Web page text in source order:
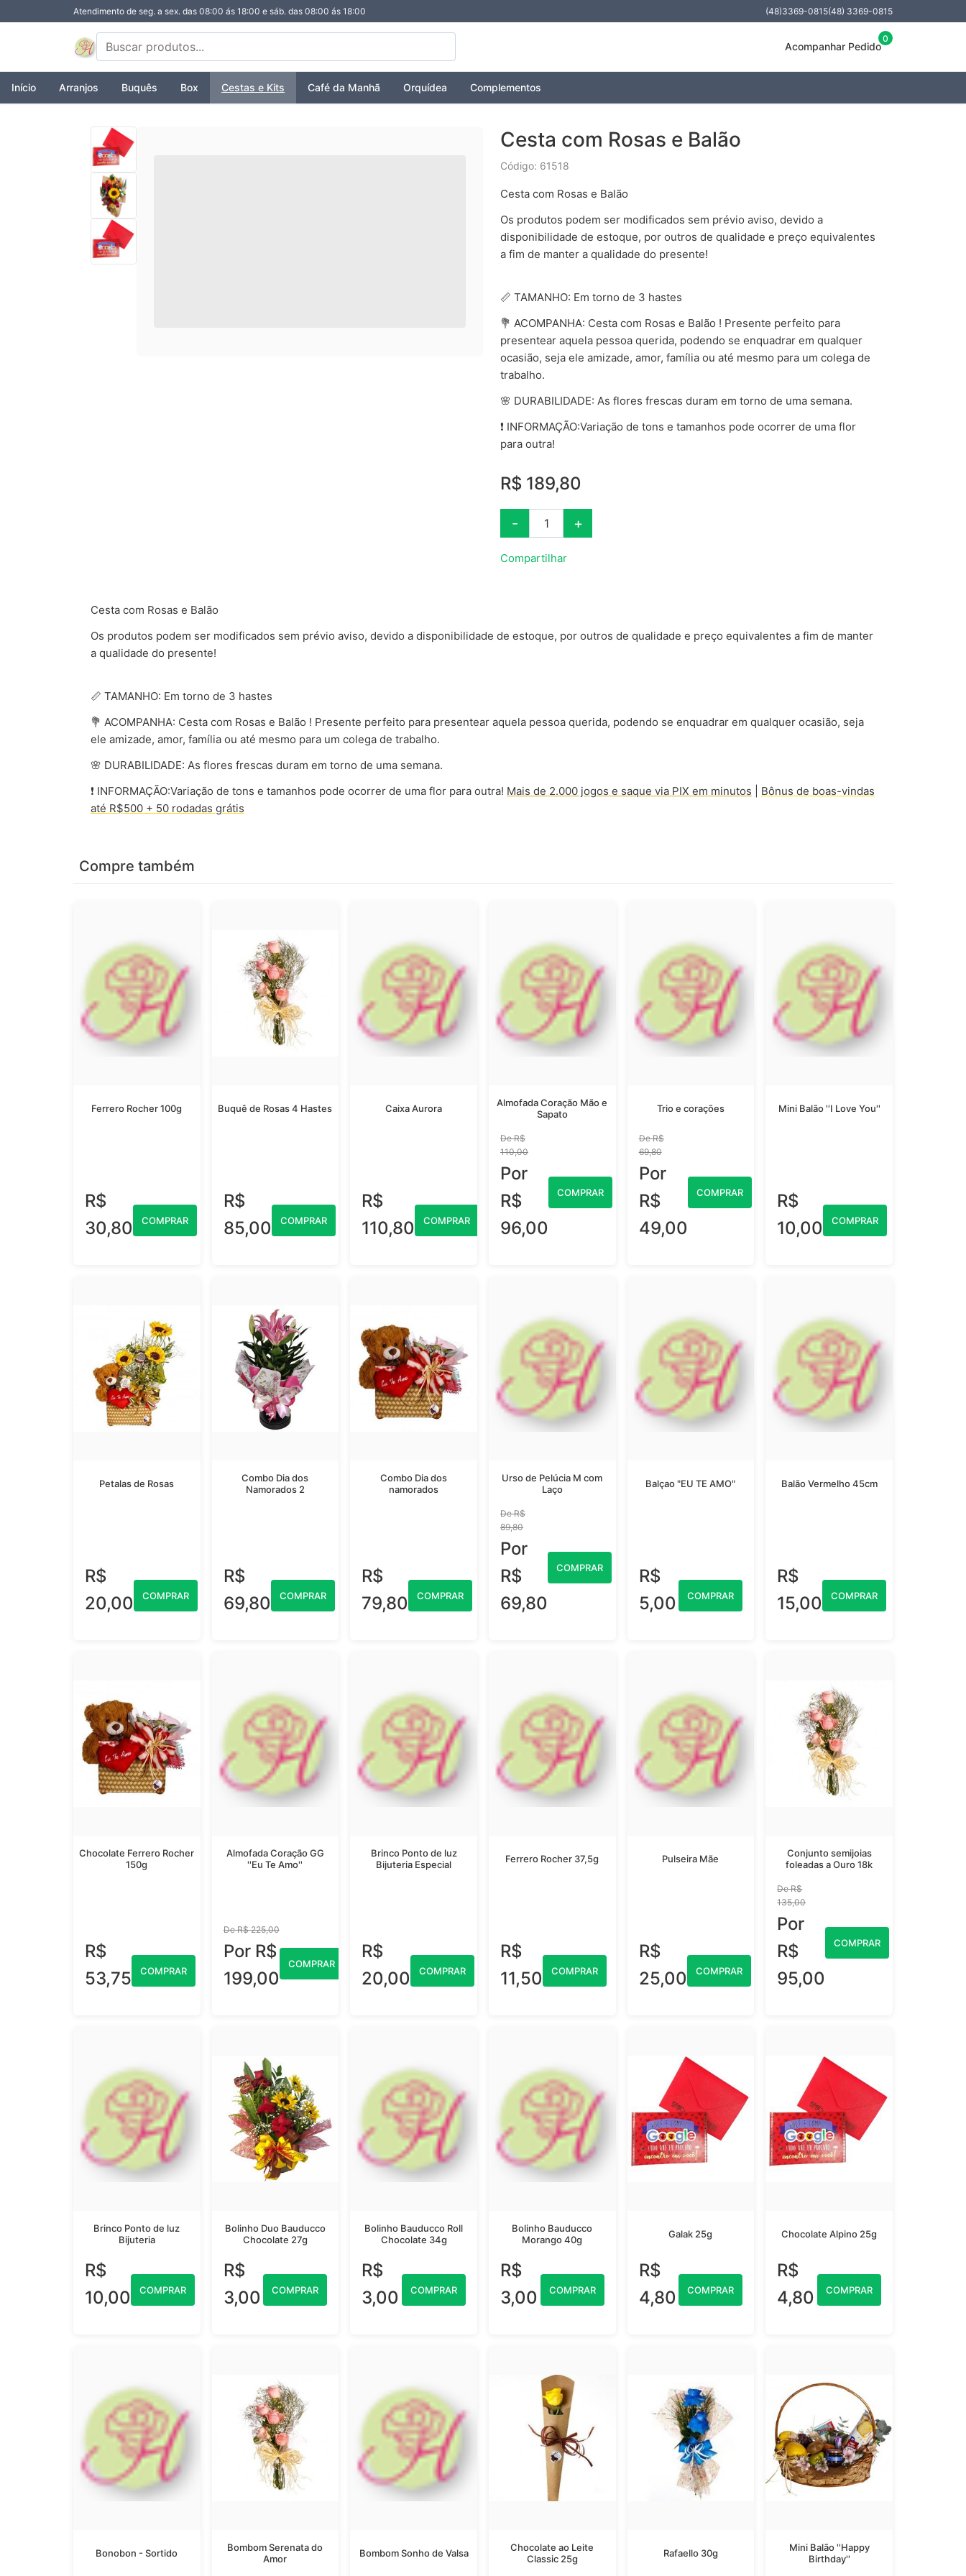
Atendimento de seg. a sex. das 08:00 ás 18:00 e sáb. das 08:00 ás 18:00 (48)3369-0815(48) 3369-0815
Acompanhar Pedido
0
Início Arranjos Buquês Box Cestas e Kits Café da Manhã Orquídea Complementos
Cesta com Rosas e Balão
Código: 61518
Cesta com Rosas e Balão
Os produtos podem ser modificados sem prévio aviso, devido a
disponibilidade de estoque, por outros de qualidade e preço equivalentes
a fim de manter a qualidade do presente!
📏 TAMANHO: Em torno de 3 hastes
💐 ACOMPANHA: Cesta com Rosas e Balão ! Presente perfeito para
presentear aquela pessoa querida, podendo se enquadrar em qualquer
ocasião, seja ele amizade, amor, família ou até mesmo para um colega de
trabalho.
🌸 DURABILIDADE: As flores frescas duram em torno de uma semana.
❗ INFORMAÇÃO:Variação de tons e tamanhos pode ocorrer de uma flor
para outra!
R$ 189,80
- 1 +
Compartilhar
Cesta com Rosas e Balão
Os produtos podem ser modificados sem prévio aviso, devido a disponibilidade de estoque, por outros de qualidade e preço equivalentes a fim de manter
a qualidade do presente!
📏 TAMANHO: Em torno de 3 hastes
💐 ACOMPANHA: Cesta com Rosas e Balão ! Presente perfeito para presentear aquela pessoa querida, podendo se enquadrar em qualquer ocasião, seja
ele amizade, amor, família ou até mesmo para um colega de trabalho.
🌸 DURABILIDADE: As flores frescas duram em torno de uma semana.
❗ INFORMAÇÃO:Variação de tons e tamanhos pode ocorrer de uma flor para outra! Mais de 2.000 jogos e saque via PIX em minutos
Bônus de boas-vindas
até R$500 + 50 rodadas grátis
Compre também
Ferrero Rocher 100g
R$
30,80
COMPRAR
Buquê de Rosas 4 Hastes
R$
85,00
COMPRAR
Caixa Aurora
R$
110,80
COMPRAR
Almofada Coração Mão e
Sapato
De R$
110,00
Por
R$
96,00
COMPRAR
Trio e corações
De R$
69,80
Por
R$
49,00
COMPRAR
Mini Balão ''I Love You''
R$
10,00
COMPRAR
Petalas de Rosas
R$
20,00
COMPRAR
Combo Dia dos
Namorados 2
R$
69,80
COMPRAR
Combo Dia dos
namorados
R$
79,80
COMPRAR
Urso de Pelúcia M com
Laço
De R$
89,80
Por
R$
69,80
COMPRAR
Balçao "EU TE AMO"
R$
5,00
COMPRAR
Balão Vermelho 45cm
R$
15,00
COMPRAR
Chocolate Ferrero Rocher
150g
R$
53,75
COMPRAR
Almofada Coração GG
''Eu Te Amo''
De R$ 225,00
Por R$
199,00
COMPRAR
Brinco Ponto de luz
Bijuteria Especial
R$
20,00
COMPRAR
Ferrero Rocher 37,5g
R$
11,50
COMPRAR
Pulseira Mãe
R$
25,00
COMPRAR
Conjunto semijoias
foleadas a Ouro 18k
De R$
135,00
Por
R$
95,00
COMPRAR
Brinco Ponto de luz
Bijuteria
R$
10,00
COMPRAR
Bolinho Duo Bauducco
Chocolate 27g
R$
3,00
COMPRAR
Bolinho Bauducco Roll
Chocolate 34g
R$
3,00
COMPRAR
Bolinho Bauducco
Morango 40g
R$
3,00
COMPRAR
Galak 25g
R$
4,80
COMPRAR
Chocolate Alpino 25g
R$
4,80
COMPRAR
Bonobon - Sortido
Bombom Serenata do
Amor
Bombom Sonho de Valsa
Chocolate ao Leite
Classic 25g
Rafaello 30g
Mini Balão ''Happy
Birthday''